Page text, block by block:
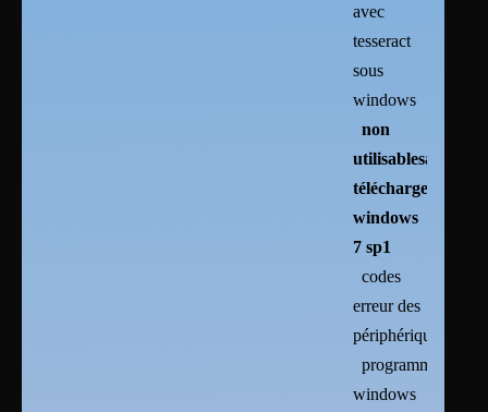
avec
tesseract
sous
windows
non
utilisablesarchives
télécharger
windows
7 sp1
codes
erreur des
périphériques
programmes
windows